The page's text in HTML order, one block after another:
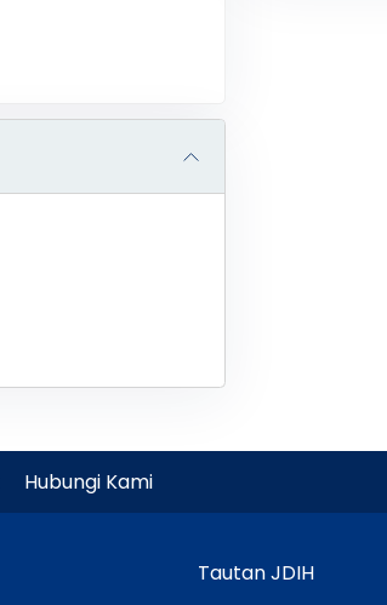
Hubungi Kami
Tautan JDIH